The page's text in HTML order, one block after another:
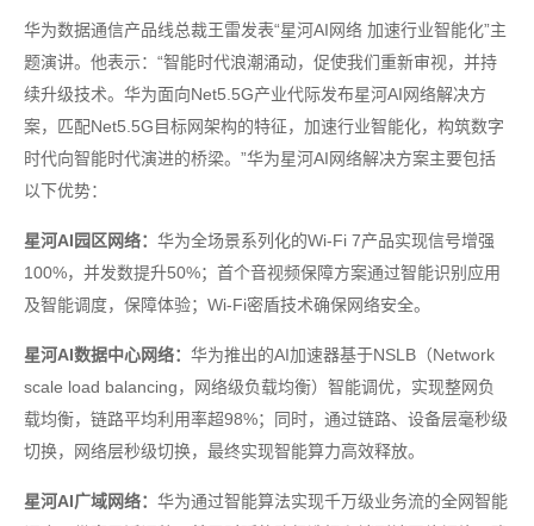
华为数据通信产品线总裁王雷发表“星河AI网络 加速行业智能化”主
题演讲。他表示：“智能时代浪潮涌动，促使我们重新审视，并持
续升级技术。华为面向Net5.5G产业代际发布星河AI网络解决方
案，匹配Net5.5G目标网架构的特征，加速行业智能化，构筑数字
时代向智能时代演进的桥梁。”华为星河AI网络解决方案主要包括
以下优势：
星河AI园区网络： 华为全场景系列化的Wi-Fi 7产品实现信号增强
100%，并发数提升50%；首个音视频保障方案通过智能识别应用
及智能调度，保障体验；Wi-Fi密盾技术确保网络安全。
星河AI数据中心网络： 华为推出的AI加速器基于NSLB（Network
scale load balancing，网络级负载均衡）智能调优，实现整网负
载均衡，链路平均利用率超98%；同时，通过链路、设备层毫秒级
切换，网络层秒级切换，最终实现智能算力高效释放。
星河AI广域网络： 华为通过智能算法实现千万级业务流的全网智能